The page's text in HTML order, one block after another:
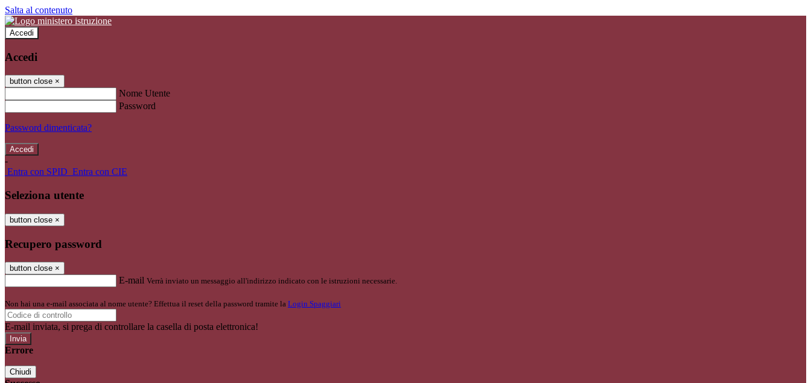
Salta al contenuto
Accedi
Accedi
button close ×
Nome Utente
Password
Password dimenticata?
-
Entra con SPID Entra con CIE
Seleziona utente
button close ×
Recupero password
button close ×
E-mail Verrà inviato un messaggio all'indirizzo indicato con le istruzioni necessarie.
Non hai una e-mail associata al nome utente? Effettua il reset della password tramite la Login Spaggiari
E-mail inviata, si prega di controllare la casella di posta elettronica!
Errore
Chiudi